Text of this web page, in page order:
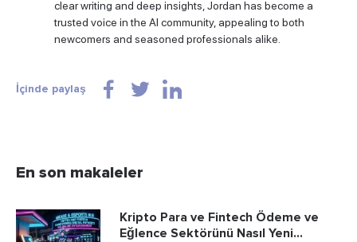
clear writing and deep insights, Jordan has become a
trusted voice in the AI community, appealing to both
newcomers and seasoned professionals alike.
İçinde paylaş
En son makaleler
Kripto Para ve Fintech Ödeme ve
Eğlence Sektörünü Nasıl Yeni...